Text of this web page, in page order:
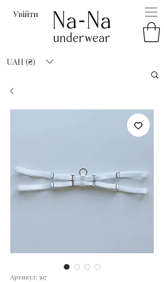
Увійти
UAH (₴)
Артикул: 397